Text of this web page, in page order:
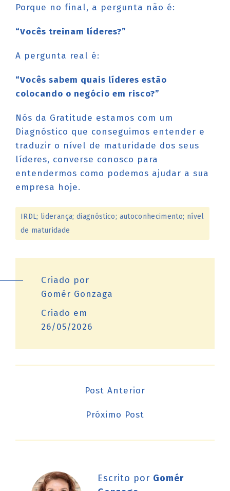
Porque no final, a pergunta não é:
“Vocês treinam líderes?”
A pergunta real é:
“Vocês sabem quais líderes estão
colocando o negócio em risco?”
Nós da Gratitude estamos com um
Diagnóstico que conseguimos entender e
traduzir o nível de maturidade dos seus
líderes, converse conosco para
entendermos como podemos ajudar a sua
empresa hoje.
IRDL; liderança; diagnóstico; autoconhecimento; nível
de maturidade
Criado por
Gomér Gonzaga
Criado em
26/05/2026
Post Anterior
Próximo Post
Escrito por Gomér